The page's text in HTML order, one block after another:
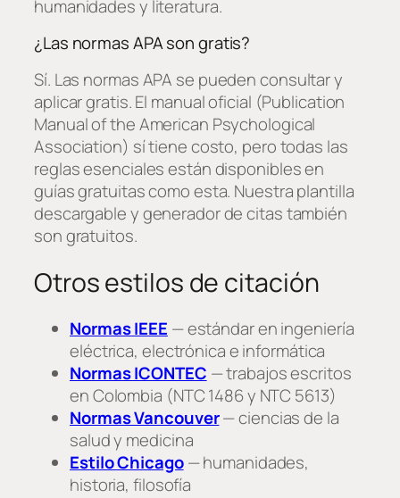
humanidades y literatura.
¿Las normas APA son gratis?
Sí. Las normas APA se pueden consultar y
aplicar gratis. El manual oficial (Publication
Manual of the American Psychological
Association) sí tiene costo, pero todas las
reglas esenciales están disponibles en
guías gratuitas como esta. Nuestra plantilla
descargable y generador de citas también
son gratuitos.
Otros estilos de citación
Normas IEEE — estándar en ingeniería
eléctrica, electrónica e informática
Normas ICONTEC — trabajos escritos
en Colombia (NTC 1486 y NTC 5613)
Normas Vancouver— ciencias de la
salud y medicina
Estilo Chicago— humanidades,
historia, filosofía